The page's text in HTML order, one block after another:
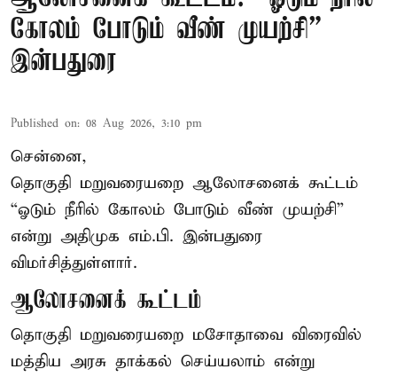
கோலம் போடும் வீண் முயற்சி” –
இன்பதுரை
Published on: 08 Aug 2026, 3:10 pm
சென்னை,
தொகுதி மறுவரையறை ஆலோசனைக் கூட்டம்
“ஓடும் நீரில் கோலம் போடும் வீண் முயற்சி”
என்று அதிமுக எம்.பி. இன்பதுரை
விமர்சித்துள்ளார்.
ஆலோசனைக் கூட்டம்
தொகுதி மறுவரையறை மசோதாவை விரைவில்
மத்திய அரசு தாக்கல் செய்யலாம் என்று